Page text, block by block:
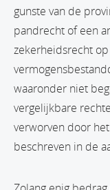
gunste van de
pandrecht of een
zekerheidsrecht
waaronder niet
vergelijkbare
verworven door
beschreven in de